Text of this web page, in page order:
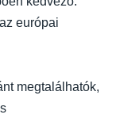
európai
megtalálhatók,